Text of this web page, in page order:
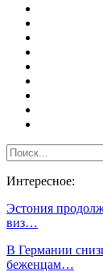
Интересное:
Эстония
виз…
В Германии
беженцам…